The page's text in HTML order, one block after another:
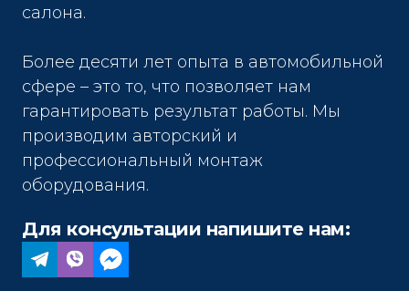
салона.
Более десяти лет опыта в автомобильной
сфере – это то, что позволяет нам
гарантировать результат работы. Мы
производим авторский и
профессиональный монтаж
оборудования.
Для консультации напишите нам: